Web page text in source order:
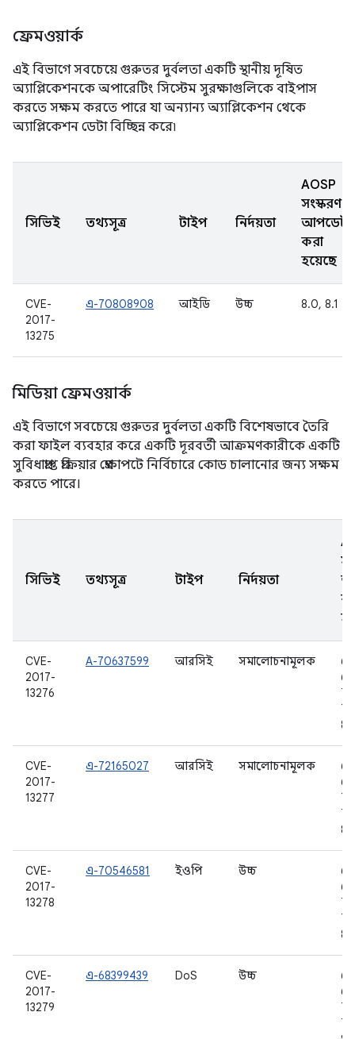
ফ্রেমওয়ার্ক
এই বিভাগে সবচেয়ে গুরুতর দুর্বলতা একটি স্থানীয় দূষিত
অ্যাপ্লিকেশনকে অপারেটিং সিস্টেম সুরক্ষাগুলিকে বাইপাস
করতে সক্ষম করতে পারে যা অন্যান্য অ্যাপ্লিকেশন থেকে
অ্যাপ্লিকেশন ডেটা বিচ্ছিন্ন করে৷
সিভিই তথ্যসূত্র টাইপ নির্দয়তা
AOSP
সংস্করণ
আপডেট
করা
হয়েছে
CVE-
2017-
13275
এ-70808908 আইডি উচ্চ 8.0, 8.1
মিডিয়া ফ্রেমওয়ার্ক
এই বিভাগে সবচেয়ে গুরুতর দুর্বলতা একটি বিশেষভাবে তৈরি
করা ফাইল ব্যবহার করে একটি দূরবর্তী আক্রমণকারীকে একটি
সুবিধাপ্রাপ্ত প্রক্রিয়ার প্রেক্ষাপটে নির্বিচারে কোড চালানোর জন্য সক্ষম
করতে পারে।
সিভিই তথ্যসূত্র টাইপ নির্দয়তা
CVE-
2017-
13276
A-70637599 আরসিই সমালোচনামূলক
CVE-
2017-
13277
এ-72165027 আরসিই সমালোচনামূলক
CVE-
2017-
13278
এ-70546581 ইওপি উচ্চ
CVE-
2017-
13279
এ-68399439 DoS উচ্চ